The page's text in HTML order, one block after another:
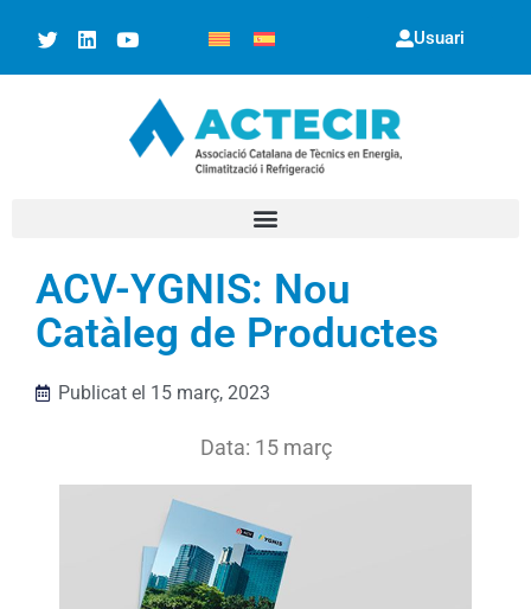
Usuari
ACV-YGNIS: Nou
Catàleg de Productes
Publicat el 15 març, 2023
Data: 15 març